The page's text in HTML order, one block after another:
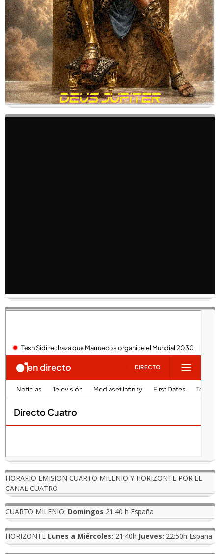
HORARIO EMISION CUARTO MILENIO Y HORIZONTE POR EL
CANAL CUATRO
CUARTO MILENIO: Domingos 21:40 h España
HORIZONTE Lunes a Miércoles: 21:40h Jueves: 22:50h España